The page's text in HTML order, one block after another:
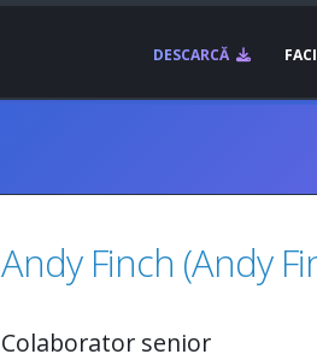
DESCARCĂ
Andy Finch (Andy
Colaborator senior